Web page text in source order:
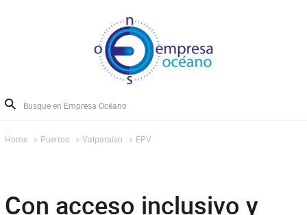
Home Puertos Valparaíso EPV
Con acceso inclusivo y